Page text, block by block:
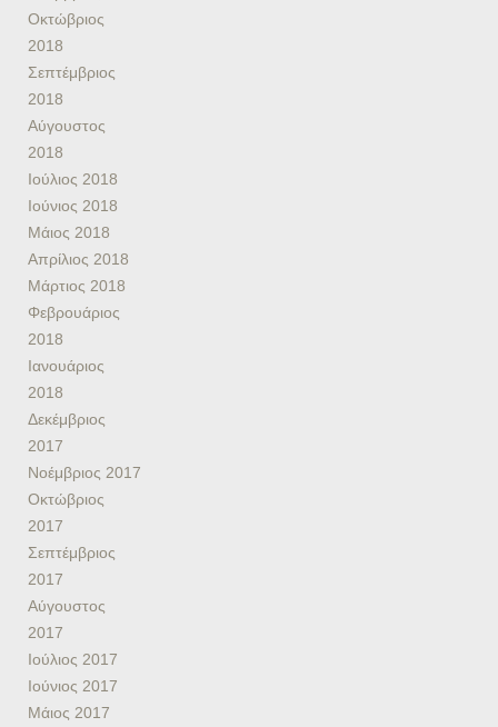
Οκτώβριος
2018
Σεπτέμβριος
2018
Αύγουστος
2018
Ιούλιος 2018
Ιούνιος 2018
Μάιος 2018
Απρίλιος 2018
Μάρτιος 2018
Φεβρουάριος
2018
Ιανουάριος
2018
Δεκέμβριος
2017
Νοέμβριος 2017
Οκτώβριος
2017
Σεπτέμβριος
2017
Αύγουστος
2017
Ιούλιος 2017
Ιούνιος 2017
Μάιος 2017